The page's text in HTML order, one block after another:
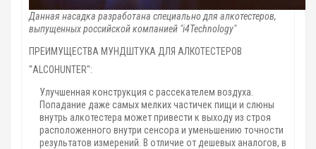
Данная насадка разработана специально для алкотестеров,
выпущенных российской компанией "i4Technology"
ПРЕИМУЩЕСТВА МУНДШТУКА ДЛЯ АЛКОТЕСТЕРОВ
"ALCOHUNTER":
Улучшенная конструкция с рассекателем воздуха.
Попадание даже самых мелких частичек пищи и слюны
внутрь алкотестера может привести к выходу из строя
расположенного внутри сенсора и уменьшению точности
результатов измерений. В отличие от дешевых аналогов, в